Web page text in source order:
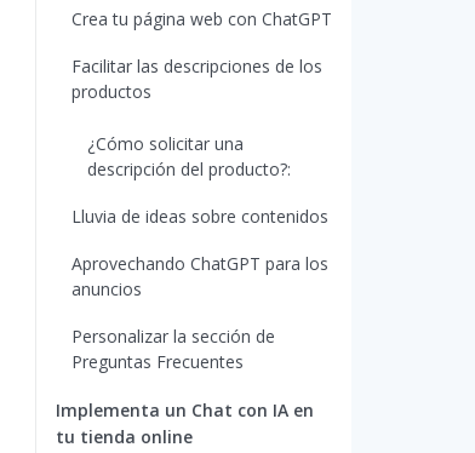
Crea tu página web con ChatGPT
Facilitar las descripciones de los
productos
¿Cómo solicitar una
descripción del producto?:
Lluvia de ideas sobre contenidos
Aprovechando ChatGPT para los
anuncios
Personalizar la sección de
Preguntas Frecuentes
Implementa un Chat con IA en
tu tienda online